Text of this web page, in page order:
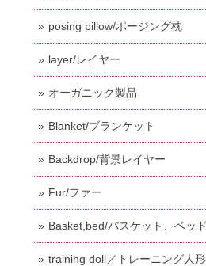
posing pillow/ポージング枕
layer/レイヤー
オーガニック製品
Blanket/ブランケット
Backdrop/背景レイヤー
Fur/ファー
Basket,bed/バスケット、ベッド
training doll／トレーニング人形